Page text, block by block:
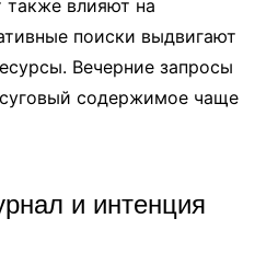
влияют на
поиски выдвигают
Вечерние запросы
содержимое чаще
и интенция